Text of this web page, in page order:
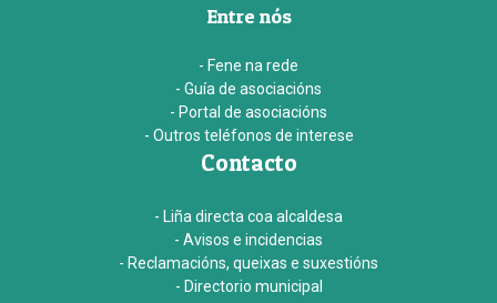
Entre nós
- Fene na rede
- Guía de asociacións
- Portal de asociacións
- Outros teléfonos de interese
Contacto
- Liña directa coa alcaldesa
- Avisos e incidencias
- Reclamacións, queixas e suxestións
- Directorio municipal